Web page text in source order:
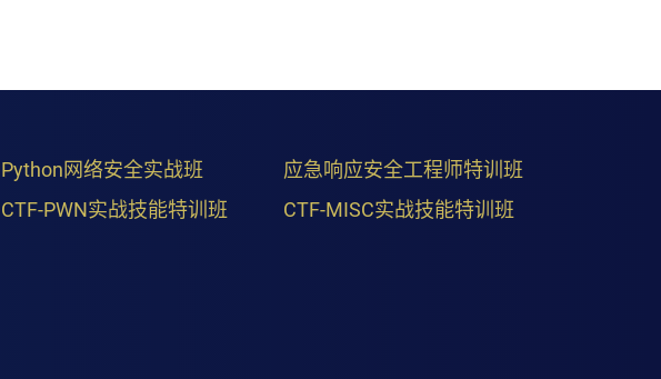
Python网络安全实战班
应急响应安全工程师特训班
CTF-PWN实战技能特训班
CTF-MISC实战技能特训班